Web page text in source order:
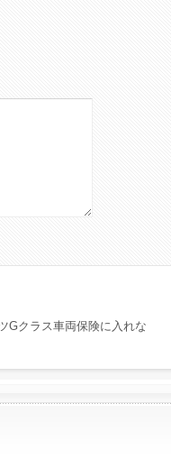
Gクラス車両保険に入れな